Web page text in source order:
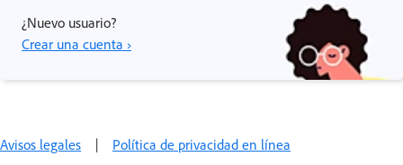
¿Nuevo usuario?
Crear una cuenta ›
Avisos legales | Política de privacidad en línea